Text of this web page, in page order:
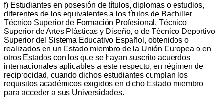
f) Estudiantes en posesión de títulos, diplomas o estudios,
diferentes de los equivalentes a los títulos de Bachiller,
Técnico Superior de Formación Profesional, Técnico
Superior de Artes Plásticas y Diseño, o de Técnico Deportivo
Superior del Sistema Educativo Español, obtenidos o
realizados en un Estado miembro de la Unión Europea o en
otros Estados con los que se hayan suscrito acuerdos
internacionales aplicables a este respecto, en régimen de
reciprocidad, cuando dichos estudiantes cumplan los
requisitos académicos exigidos en dicho Estado miembro
para acceder a sus Universidades.